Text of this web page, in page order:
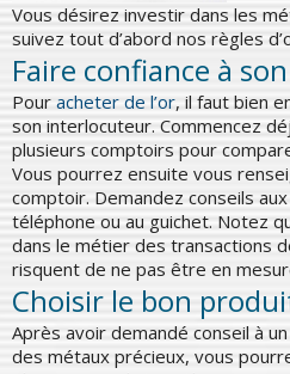
Vous désirez investir dans les
suivez tout d’abord nos règles
Faire confiance à
Pour acheter de l’or, il faut bien
son interlocuteur. Commencez
plusieurs comptoirs pour
Vous pourrez ensuite vous
comptoir. Demandez conseils
téléphone ou au guichet. Notez
dans le métier des transactions
risquent de ne pas être en
Choisir le bon
Après avoir demandé conseil à
des métaux précieux, vous